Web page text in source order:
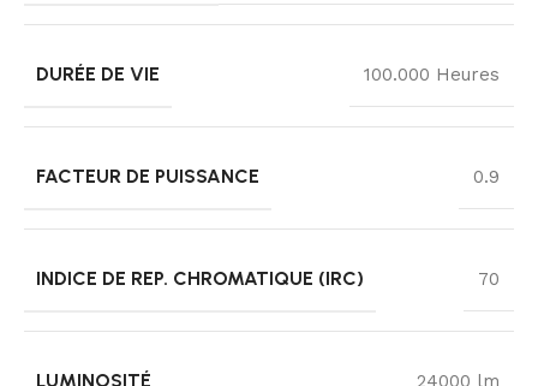
DURÉE DE VIE 100.000 Heures
FACTEUR DE PUISSANCE 0.9
INDICE DE REP. CHROMATIQUE (IRC) 70
LUMINOSITÉ 24000 lm